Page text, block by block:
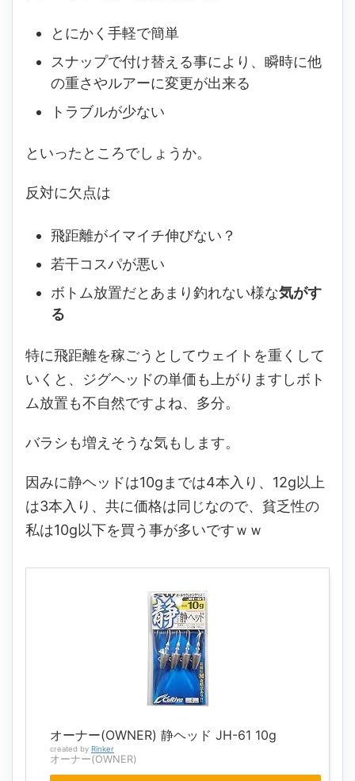
とにかく手軽で簡単
スナップで付け替える事により、瞬時に他
の重さやルアーに変更が出来る
トラブルが少ない
といったところでしょうか。
反対に欠点は
飛距離がイマイチ伸びない？
若干コスパが悪い
ボトム放置だとあまり釣れない様な気がす
る
特に飛距離を稼ごうとしてウェイトを重くして
いくと、ジグヘッドの単価も上がりますしボト
ム放置も不自然ですよね、多分。
バラシも増えそうな気もします。
因みに静ヘッドは10gまでは4本入り、12g以上
は3本入り、共に価格は同じなので、貧乏性の
私は10g以下を買う事が多いですｗｗ
オーナー(OWNER) 静ヘッド JH-61 10g
created by Rinker
オーナー(OWNER)